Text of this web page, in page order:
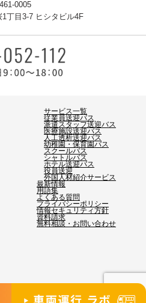
サービス一覧
従業員送迎バス
派遣スタッフ送迎バス
医療施設送迎バス
人工透析送迎バス
幼稚園・保育園バス
スクールバス
シャトルバス
ホテル送迎バス
役員送迎
外国人材紹介サービス
最新情報
用語集
よくある質問
プライバシーポリシー
情報セキュリティ方針
資料請求
無料相談・お問い合わせ
0005
丁目3-7 ヒシタビル4F